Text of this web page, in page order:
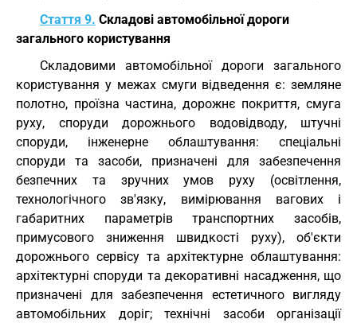
Стаття 9. Складові автомобільної дороги
загального користування
Складовими автомобільної дороги загального
користування у межах смуги відведення є: земляне
полотно, проїзна частина, дорожнє покриття, смуга
руху, споруди дорожнього водовідводу, штучні
споруди, інженерне облаштування: спеціальні
споруди та засоби, призначені для забезпечення
безпечних та зручних умов руху (освітлення,
технологічного зв'язку, вимірювання вагових і
габаритних параметрів транспортних засобів,
примусового зниження швидкості руху), об'єкти
дорожнього сервісу та архітектурне облаштування:
архітектурні споруди та декоративні насадження, що
призначені для забезпечення естетичного вигляду
автомобільних доріг; технічні засоби організації